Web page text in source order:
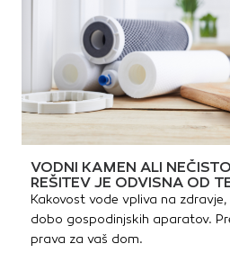
VODNI KAMEN ALI
REŠITEV JE ODVISNA OD
Kakovost vode vpliva na
dobo gospodinjskih aparatov.
prava za vaš dom.